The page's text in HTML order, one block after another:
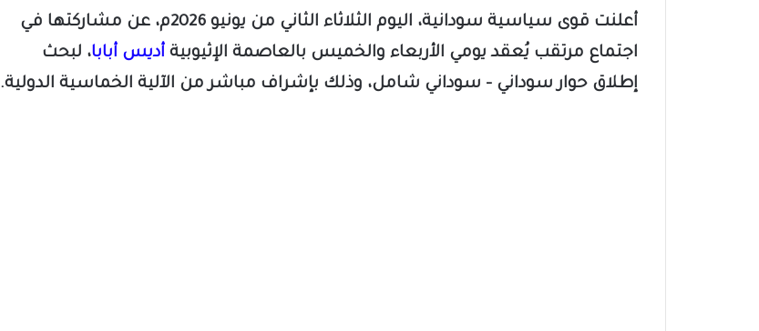
​أعلنت قوى سياسية سودانية، اليوم الثلاثاء الثاني من يونيو 2026م، عن مشاركتها في
اجتماع مرتقب يُعقد يومي الأربعاء والخميس بالعاصمة الإثيوبية أديس أبابا، لبحث
إطلاق حوار سوداني – سوداني شامل، وذلك بإشراف مباشر من الآلية الخماسية الدولية.